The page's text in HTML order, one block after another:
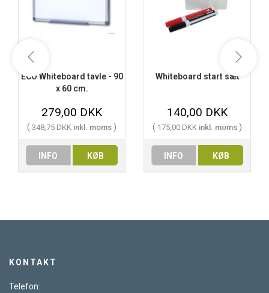
ECO Whiteboard tavle - 90
x 60 cm.
279,00 DKK
( 348,75 DKK inkl. moms )
INFO KØB
Whiteboard start sæt
140,00 DKK
( 175,00 DKK inkl. moms )
INFO KØB
KONTAKT
Telefon: